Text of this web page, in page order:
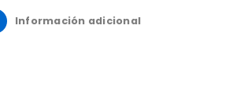
Información adicional